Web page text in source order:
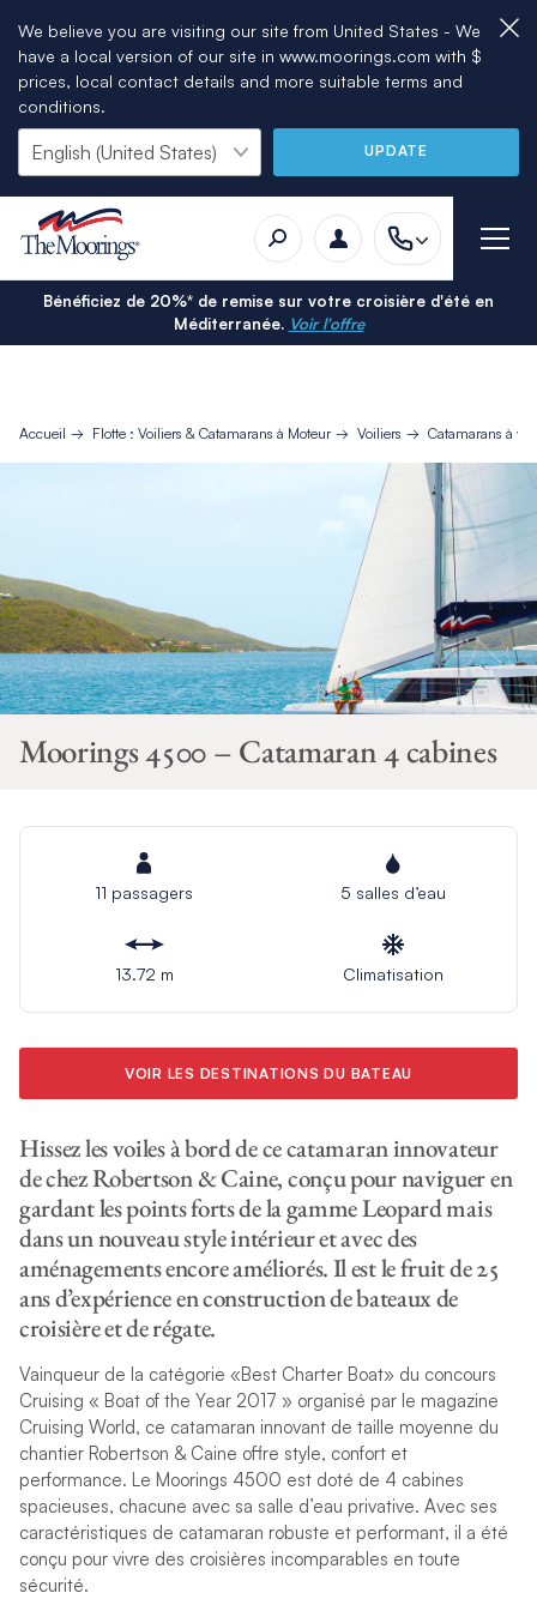
We believe you are visiting our site from United States - We
have a local version of our site in www.moorings.com with $
prices, local contact details and more suitable terms and
conditions.
UPDATE
Bénéficiez de 20%* de remise sur votre croisière d'été en
Méditerranée. Voir l'offre
Accueil Flotte : Voiliers & Catamarans à Moteur Voiliers Catamarans à
Moorings 4500 – Catamaran 4 cabines
11 passagers 5 salles d’eau
13.72 m Climatisation
VOIR LES DESTINATIONS DU BATEAU
Hissez les voiles à bord de ce catamaran innovateur
de chez Robertson & Caine, conçu pour naviguer en
gardant les points forts de la gamme Leopard mais
dans un nouveau style intérieur et avec des
aménagements encore améliorés. Il est le fruit de 25
ans d’expérience en construction de bateaux de
croisière et de régate.
Vainqueur de la catégorie «Best Charter Boat» du concours
Cruising « Boat of the Year 2017 » organisé par le magazine
Cruising World, ce catamaran innovant de taille moyenne du
chantier Robertson & Caine offre style, confort et
performance. Le Moorings 4500 est doté de 4 cabines
spacieuses, chacune avec sa salle d’eau privative. Avec ses
caractéristiques de catamaran robuste et performant, il a été
conçu pour vivre des croisières incomparables en toute
sécurité.